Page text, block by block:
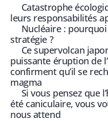
Catastrophe
leurs responsabilités
Nucléaire : pourquoi
stratégie ?
Ce supervolcan
puissante éruption de
confirment qu’il se
magma
Si vous pensez que
été caniculaire, vous
nous attend